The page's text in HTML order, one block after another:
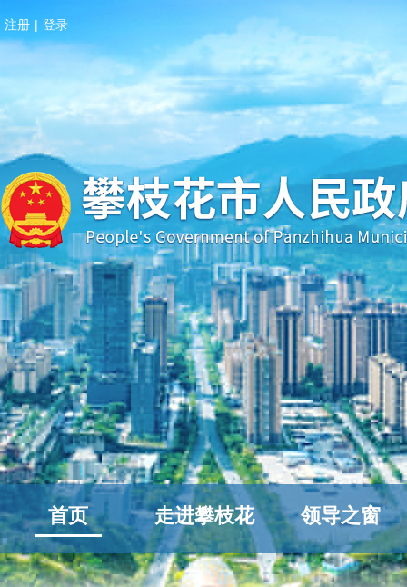
注册 | 登录
首页 走进攀枝花 领导之窗